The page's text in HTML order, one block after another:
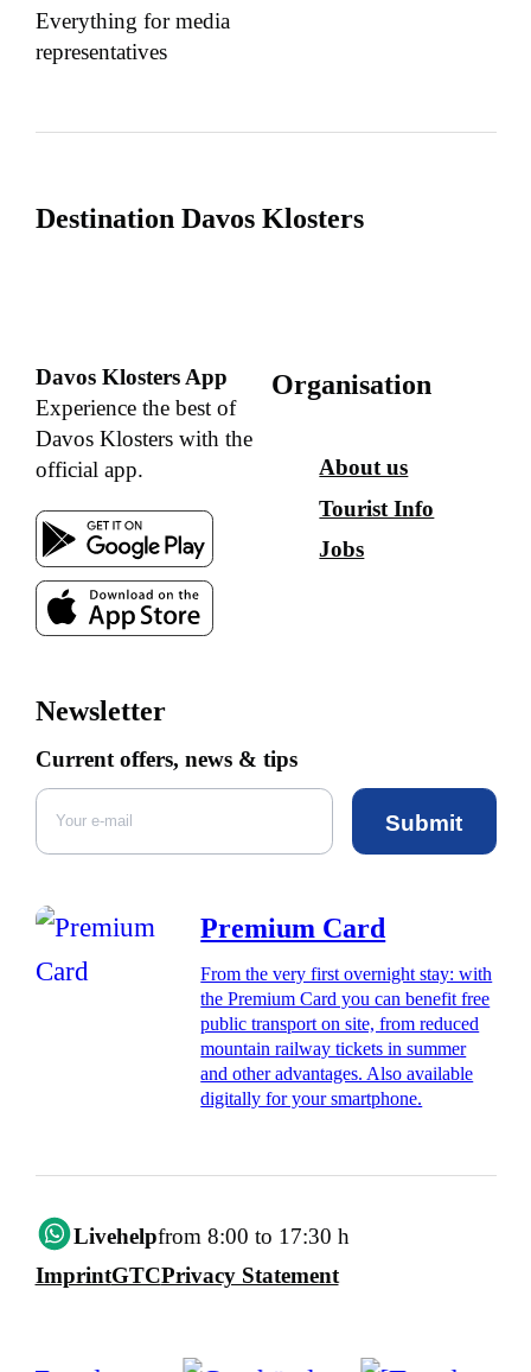
Everything for media
representatives
Destination Davos Klosters
Davos Klosters App
Experience the best of
Davos Klosters with the
official app.
Organisation
About us
Tourist Info
Jobs
Newsletter
Current offers, news & tips
Submit
Premium Card
From the very first overnight stay: with
the Premium Card you can benefit free
public transport on site, from reduced
mountain railway tickets in summer
and other advantages. Also available
digitally for your smartphone.
Livehelpfrom 8:00 to 17:30 h
ImprintGTCPrivacy Statement